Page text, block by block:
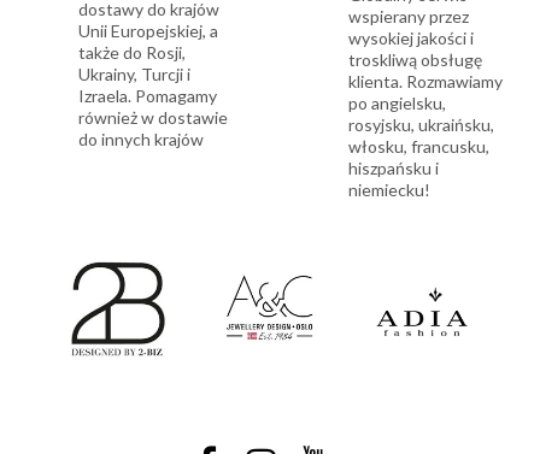
dostawy do krajów
Unii Europejskiej, a
także do Rosji,
Ukrainy, Turcji i
Izraela. Pomagamy
również w dostawie
do innych krajów
wspierany przez
wysokiej jakości i
troskliwą obsługę
klienta. Rozmawiamy
po angielsku,
rosyjsku, ukraińsku,
włosku, francusku,
hiszpańsku i
niemiecku!